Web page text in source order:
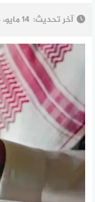
آخر تحديث: 14 مايو، 2024